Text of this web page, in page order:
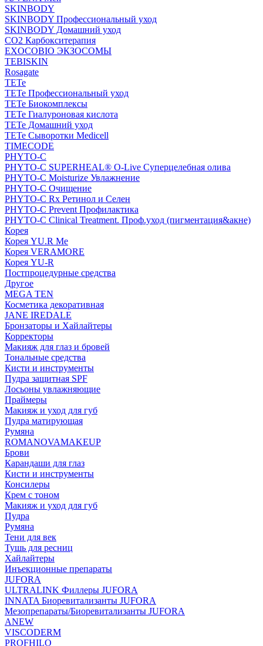
SKINBODY
SKINBODY Профессиональный уход
SKINBODY Домашний уход
CO2 Карбокситерапия
EXOCOBIO ЭКЗОСОМЫ
TEBISKIN
Rosagate
TETe
TETe Профессиональный уход
TETe Биокомплексы
TETe Гиалуроновая кислота
TETe Домашний уход
TETe Сыворотки Medicell
TIMECODE
PHYTO-C
PHYTO-C SUPERHEAL® O-Live Суперцелебная олива
PHYTO-C Moisturize Увлажнение
PHYTO-C Очищение
PHYTO-C Rx Ретинол и Селен
PHYTO-C Prevent Профилактика
PHYTO-C Clinical Treatment. Проф.уход (пигментация&акне)
Корея
Корея YU.R Me
Корея VERAMORE
Корея YU-R
Постпроцедурные средства
Другое
MEGA TEN
Косметика декоративная
JANE IREDALE
Бронзаторы и Хайлайтеры
Корректоры
Макияж для глаз и бровей
Тональные средства
Кисти и инструменты
Пудра защитная SPF
Лосьоны увлажняющие
Праймеры
Макияж и уход для губ
Пудра матирующая
Румяна
ROMANOVAMAKEUP
Брови
Карандаши для глаз
Кисти и инструменты
Консилеры
Крем с тоном
Макияж и уход для губ
Пудра
Румяна
Тени для век
Тушь для ресниц
Хайлайтеры
Инъекционные препараты
JUFORA
ULTRALINK Филлеры JUFORA
INNATA Биоревитализанты JUFORA
Мезопрепараты/Биоревитализанты JUFORA
ANEW
VISCODERM
PROFHILO